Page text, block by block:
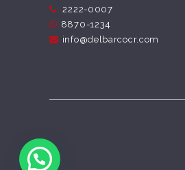
2222-0007
8870-1234
info@delbarcocr.com